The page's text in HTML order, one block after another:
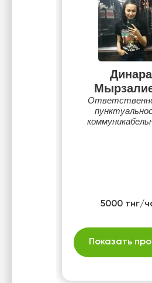
Динара
5000 тнг/
Показать